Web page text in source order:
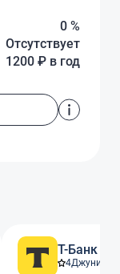
0 %
Отсутствует
1200 ₽ в год
Т-Банк
4Джуниор